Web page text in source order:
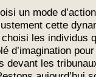
un mode
cette
les individus
d’imagination
devant les